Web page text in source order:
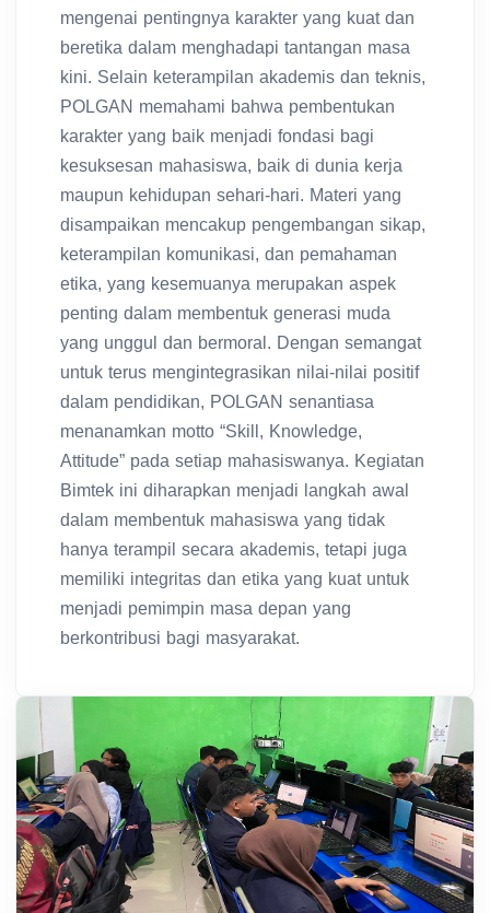
mengenai pentingnya karakter yang kuat dan
beretika dalam menghadapi tantangan masa
kini. Selain keterampilan akademis dan teknis,
POLGAN memahami bahwa pembentukan
karakter yang baik menjadi fondasi bagi
kesuksesan mahasiswa, baik di dunia kerja
maupun kehidupan sehari-hari. Materi yang
disampaikan mencakup pengembangan sikap,
keterampilan komunikasi, dan pemahaman
etika, yang kesemuanya merupakan aspek
penting dalam membentuk generasi muda
yang unggul dan bermoral. Dengan semangat
untuk terus mengintegrasikan nilai-nilai positif
dalam pendidikan, POLGAN senantiasa
menanamkan motto “Skill, Knowledge,
Attitude” pada setiap mahasiswanya. Kegiatan
Bimtek ini diharapkan menjadi langkah awal
dalam membentuk mahasiswa yang tidak
hanya terampil secara akademis, tetapi juga
memiliki integritas dan etika yang kuat untuk
menjadi pemimpin masa depan yang
berkontribusi bagi masyarakat.